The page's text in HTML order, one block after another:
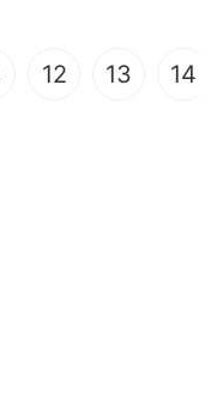
12 13 14